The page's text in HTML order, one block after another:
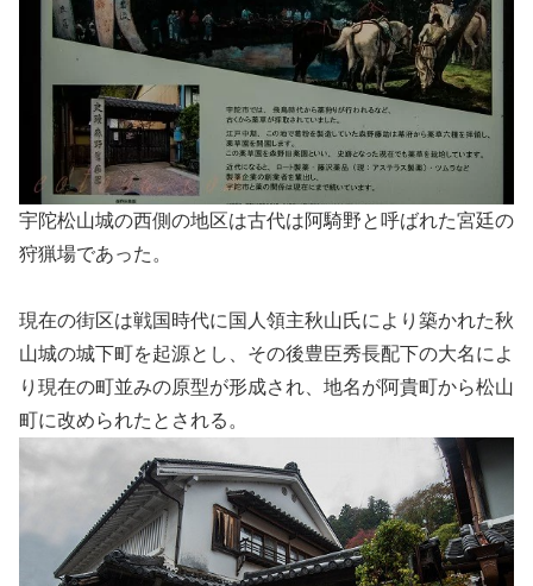
宇陀松山城の西側の地区は古代は阿騎野と呼ばれた宮廷の
狩猟場であった。
現在の街区は戦国時代に国人領主秋山氏により築かれた秋
山城の城下町を起源とし、その後豊臣秀長配下の大名によ
り現在の町並みの原型が形成され、地名が阿貴町から松山
町に改められたとされる。